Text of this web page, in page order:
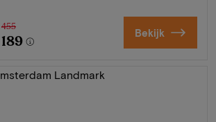
455
189 Bekijk